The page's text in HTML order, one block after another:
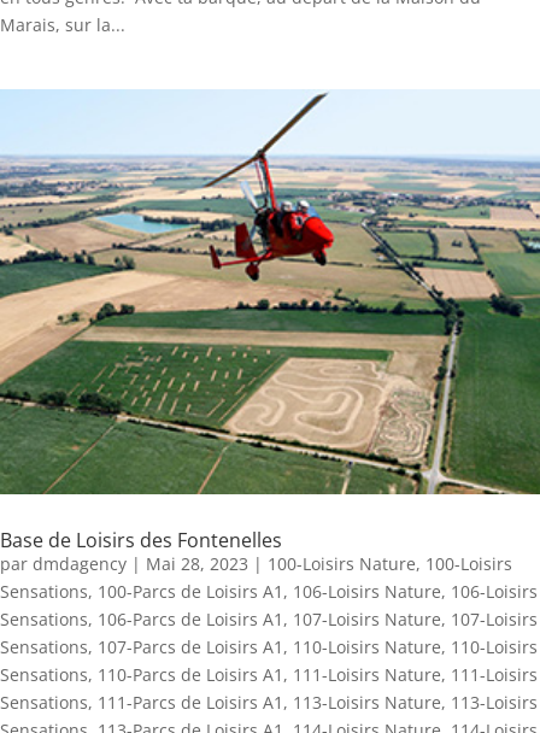
Marais, sur la...
Base de Loisirs des Fontenelles
par dmdagency | Mai 28, 2023 | 100-Loisirs Nature, 100-Loisirs
Sensations, 100-Parcs de Loisirs A1 , 106-Loisirs Nature, 106-Loisirs
Sensations, 106-Parcs de Loisirs A1 , 107-Loisirs Nature, 107-Loisirs
Sensations, 107-Parcs de Loisirs A1 , 110-Loisirs Nature, 110-Loisirs
Sensations, 110-Parcs de Loisirs A1 , 111-Loisirs Nature, 111-Loisirs
Sensations, 111-Parcs de Loisirs A1 , 113-Loisirs Nature, 113-Loisirs